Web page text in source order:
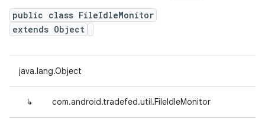
public class FileIdleMonitor
extends Object
java.lang.Object
↳ com.android.tradefed.util.FileIdleMonitor